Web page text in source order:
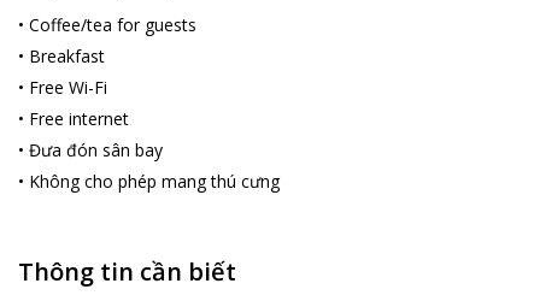
• Coffee/tea for guests
• Breakfast
• Free Wi-Fi
• Free internet
• Đưa đón sân bay
• Không cho phép mang thú cưng
Thông tin cần biết